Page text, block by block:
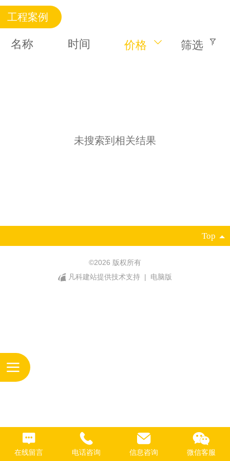
工程案例
名称 时间 价格 筛选
未搜索到相关结果
Top
©2026 版权所有
凡科建站提供技术支持
| 电脑版
在线留言 电话咨询 信息咨询 微信客服